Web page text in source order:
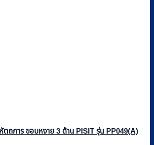
ตถการ ขอบหงาย 3 ด้าน PISIT รุ่น PP049(A)